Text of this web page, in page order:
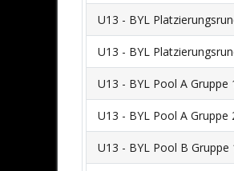
U13 - BYL
U13 - BYL
U13 - BYL Pool A Gruppe
U13 - BYL Pool A Gruppe
U13 - BYL Pool B Gruppe